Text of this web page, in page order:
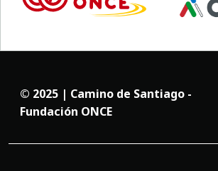
© 2025 | Camino de Santiago -
Fundación ONCE